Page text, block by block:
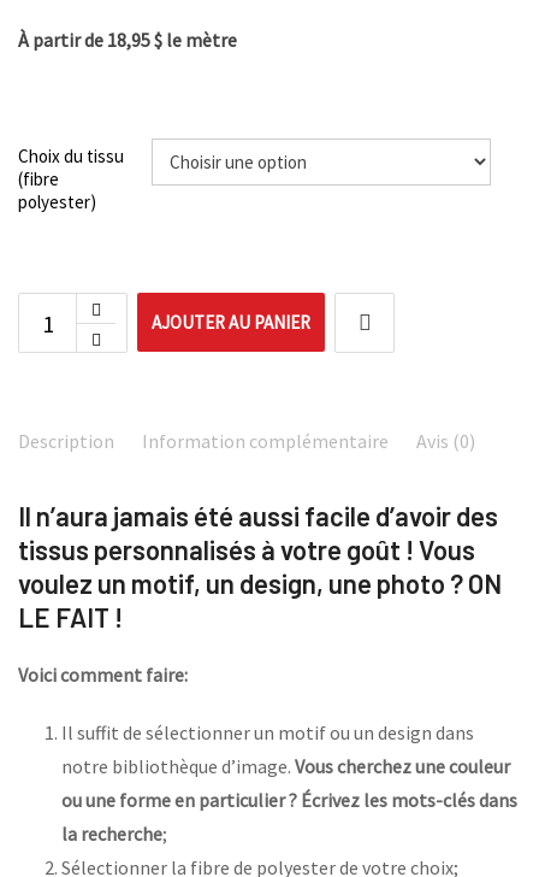
À partir de 18,95 $ le mètre
Choix du tissu
(fibre
polyester)
AJOUTER AU PANIER
Description Information complémentaire Avis (0)
Il n’aura jamais été aussi facile d’avoir des
tissus personnalisés à votre goût ! Vous
voulez un motif, un design, une photo ? ON
LE FAIT !
Voici comment faire:
Il suffit de sélectionner un motif ou un design dans
notre bibliothèque d’image. Vous cherchez une couleur
ou une forme en particulier ? Écrivez les mots-clés dans
la recherche;
Sélectionner la fibre de polyester de votre choix;